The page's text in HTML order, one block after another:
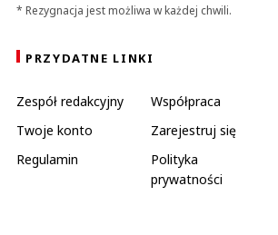
* Rezygnacja jest możliwa w każdej chwili.
PRZYDATNE LINKI
Zespół redakcyjny Współpraca
Twoje konto
Zarejestruj się
Regulamin
Polityka
prywatności